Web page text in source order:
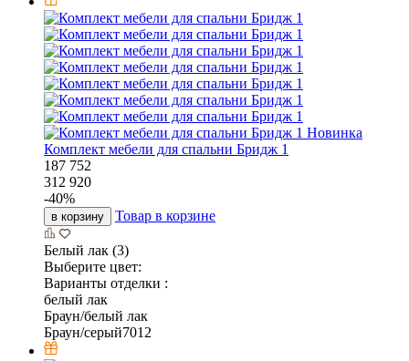
Новинка
Комплект мебели для спальни Бридж 1
187 752
312 920
-40%
в корзину Товар в корзине
Белый лак (3)
Выберите цвет:
Варианты отделки :
белый лак
Браун/белый лак
Браун/серый7012